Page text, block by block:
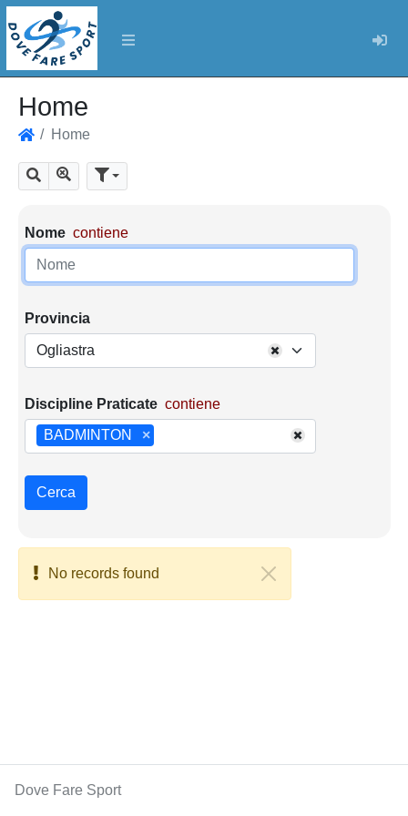
Home
Home
Cerca Mostra tutti i risultati
Parametri di ricerca
Nome contiene
Provincia
Ogliastra
Discipline Praticate contiene
×
BADMINTON
Cerca
No records found
Dove Fare Sport